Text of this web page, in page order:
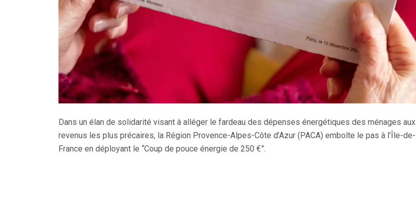
Dans un élan de solidarité visant à alléger le fardeau des dépenses énergétiques des ménages aux
revenus les plus précaires, la Région Provence-Alpes-Côte d’Azur (PACA) emboîte le pas à l’Île-de-
France en déployant le “Coup de pouce énergie de 250 €”.